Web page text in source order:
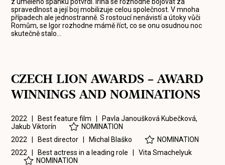
spravedlnost a její boj mobilizuje celou společnost. V mnoha
případech ale jednostranně. S rostoucí nenávistí a útoky vůči
Romům, se Igor rozhodne mámě říct, co se onu osudnou noc
skutečně stalo…
CZECH LION AWARDS – AWARD
WINNINGS AND NOMINATIONS
2022 | Best feature film | Pavla Janoušková Kubečková,
Jakub Viktorín
NOMINATION
2022 | Best director | Michal Blaško
NOMINATION
2022 | Best actress in a leading role |Vita Smachelyuk
NOMINATION